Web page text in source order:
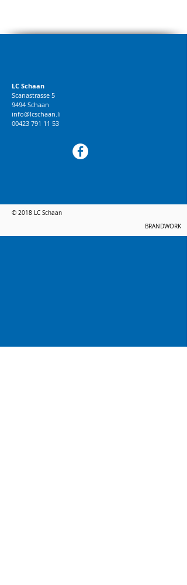
LC Schaan
Scanastrasse 5
9494 Schaan
info@lcschaan.li
00423 791 11 53
© 2018 LC Schaan
BRANDWORK